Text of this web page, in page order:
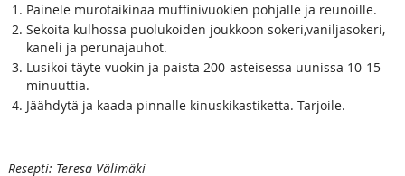
Painele murotaikinaa muffinivuokien pohjalle ja reunoille.
Sekoita kulhossa puolukoiden joukkoon sokeri,vaniljasokeri,
kaneli ja perunajauhot.
Lusikoi täyte vuokin ja paista 200-asteisessa uunissa 10-15
minuuttia.
Jäähdytä ja kaada pinnalle kinuskikastiketta. Tarjoile.
Resepti: Teresa Välimäki